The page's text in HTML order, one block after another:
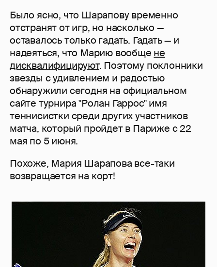
Было ясно, что Шарапову временно
отстранят от игр, но насколько —
оставалось только гадать. Гадать — и
надеяться, что Марию вообще не
дисквалифицируют. Поэтому поклонники
звезды с удивлением и радостью
обнаружили сегодня на официальном
сайте турнира "Ролан Гаррос" имя
теннисистки среди других участников
матча, который пройдет в Париже с 22
мая по 5 июня.
Похоже, Мария Шарапова все-таки
возвращается на корт!